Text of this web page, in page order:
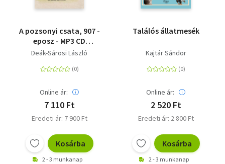
A pozsonyi csata, 907 -
eposz - MP3 CD
melléklettel
Deák-Sárosi László
Online ár:
7 110 Ft
Eredeti ár: 7 900 Ft
Kosárba
2 - 3 munkanap
Találós állatmesék
Kajtár Sándor
Online ár:
2 520 Ft
Eredeti ár: 2 800 Ft
Kosárba
2 - 3 munkanap